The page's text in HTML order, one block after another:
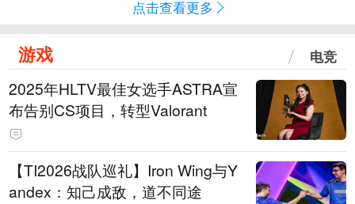
点击查看更多
游戏 电竞
2025年HLTV最佳女选手ASTRA宣
布告别CS项目，转型Valorant
【TI2026战队巡礼】Iron Wing与Y
andex：知己成敌，道不同途